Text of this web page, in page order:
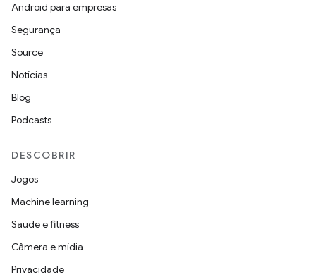
Android para empresas
Segurança
Source
Notícias
Blog
Podcasts
DESCOBRIR
Jogos
Machine learning
Saúde e fitness
Câmera e mídia
Privacidade